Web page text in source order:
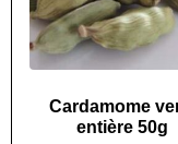
Cardamome
entière 50g